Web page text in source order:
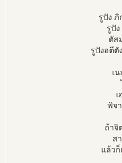
รูปัง
รูปัง
ตัส
รูปังอตีตั
เ
พิจ
ถ้าจิ
ส
แล้วก็